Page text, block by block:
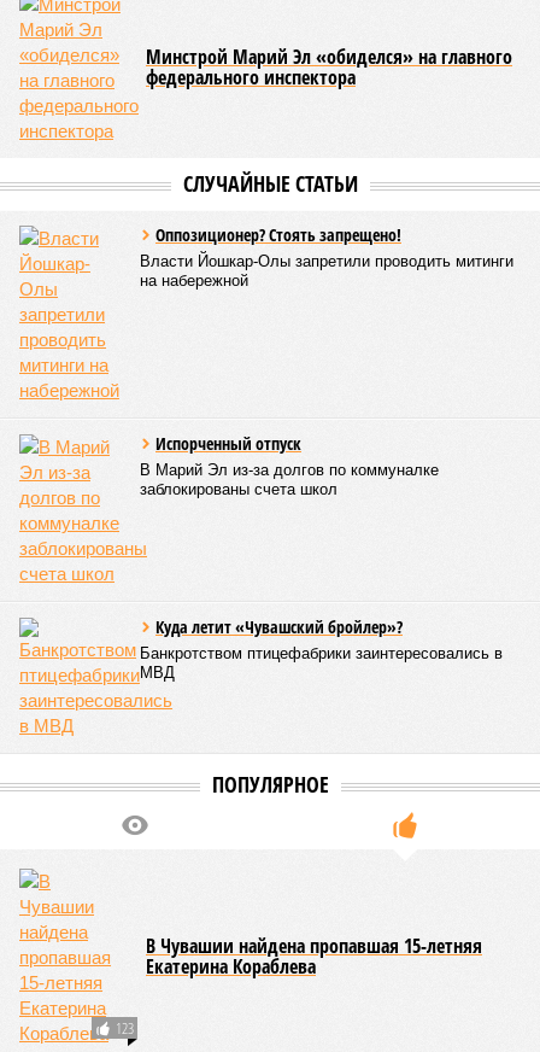
Помимо этого, специалистами проводился лабораторный
контроль качества воды и готовой продукции: из всех
отобранных проб воды в двух случаях (что составило
1,9%) были зафиксированы отклонения по
микробиологическим показателям; также одно готовое
блюдо не соответствовало установленным нормам по
обязательную обработку территорий против клещей,
грызунов и насекомых. Питание в учреждениях
обеспечивают 21 оператор, причём в отношении каждого из
них организован постоянный лабораторный мониторинг.
В ходе заседания был также вынесен на обсуждение ряд
предложений, направленных на обеспечение санитарно-
эпидемиологического благополучия детей в летних лагерях
оздоровления. В качестве основного приоритета было
выделено обеспечение оздоровительных учреждений
качественными пищевыми продуктами, а детей –
полноценным и сбалансированным питанием. Все лагеря в
обязательном порядке должны располагать санитарно-
эпидемиологическим заключением (СЭЗ), которое
действующего санитарного законодательства. Отсутствие
действующего СЭЗ является основанием для запрета на
функционирование оздоровительной организации. Кроме
того, участники заседания обратили внимание на
необходимость постоянного контроля за поставщиками
продуктов и организаторами питания, за своевременным
исполнением ранее выданных предписаний по устранению
нарушений, а также за соблюдением сроков прохождения
медицинских осмотров и гигиенического обучения